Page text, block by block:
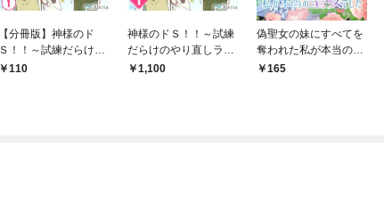
【分冊版】神様のド
Ｓ！！～試練だらけの
やり直しライフは今日
110
神様のドＳ！！～試練
だらけのやり直しライ
フは今日もお嬢様に手
1,100
偽聖女の妹にすべてを
奪われた私が本当の聖
女でした 1
165